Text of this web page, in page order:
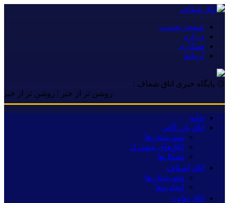
صفحه نخست
درباره
همکاری
ارتباط
۞ پایگاه خبری اتاق شفاف :
روشن تر از خبر | روشن تر از خبر |
خانه
اتاق بازرگانی
شهرستان‌ها
اتاق‌های مشترک
تشکل‌ها
اتاق اصناف
شهرستان‌ها
اتحادیه‌ها
اتاق تعاون